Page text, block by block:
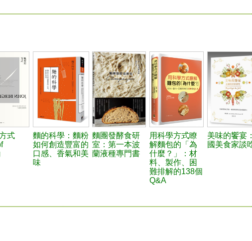
式
麵的科學：麵粉
如何創造豐富的
口感、香氣和美
味
麵團發酵食研
室：第一本波
蘭液種專門書
用科學方式瞭
解麵包的「為
什麼？」：材
料、製作、困
難排解的138個
Q&A
美味的饗宴
國美食家談